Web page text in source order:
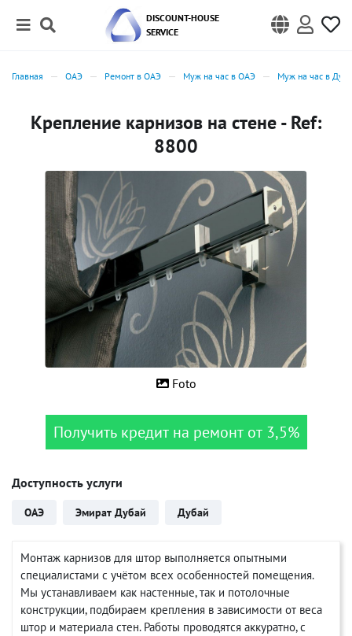
DISCOUNT-HOUSE
SERVICE
Главная ОАЭ Ремонт в ОАЭ Муж на час в ОАЭ Муж на час в
Крепление карнизов на стене - Ref:
8800
Foto
Получить кредит на ремонт от 3,5%
Доступность услуги
ОАЭ Эмират Дубай Дубай
Монтаж карнизов для штор выполняется опытными
специалистами с учётом всех особенностей помещения.
Мы устанавливаем как настенные, так и потолочные
конструкции, подбираем крепления в зависимости от веса
штор и материала стен. Работы проводятся аккуратно, с